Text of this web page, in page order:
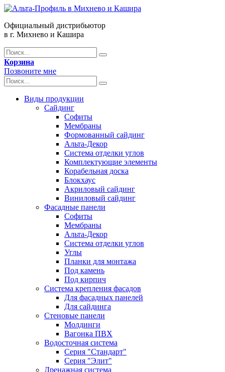
Официальный дистрибьютор
в г. Михнево и Кашира
Корзина
Позвоните мне
Виды продукции
Сайдинг
Софиты
Мембраны
Формованный сайдинг
Альта-Декор
Система отделки углов
Комплектующие элементы
Корабельная доска
Блокхаус
Акриловый сайдинг
Виниловый сайдинг
Фасадные панели
Софиты
Мембраны
Альта-Декор
Система отделки углов
Углы
Планки для монтажа
Под камень
Под кирпич
Система крепления фасадов
Для фасадных панелей
Для сайдинга
Стеновые панели
Молдинги
Вагонка ПВХ
Водосточная система
Серия "Стандарт"
Серия "Элит"
Дренажная система